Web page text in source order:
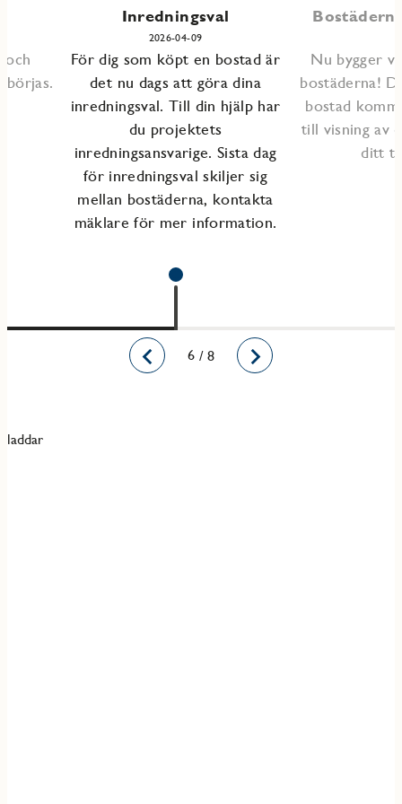
Bakåt
och
Inredningsval
2026-04-09
För dig som köpt en bostad är
det nu dags att göra dina
inredningsval. Till din hjälp har
du projektets
inredningsansvarige. Sista dag
för inredningsval skiljer sig
mellan bostäderna, kontakta
mäklare för mer information.
Nu bygger
bostäderna!
bostad
till visning av
ditt
Framåt
1
2
3
4
5
6
7
8 / 8
laddar